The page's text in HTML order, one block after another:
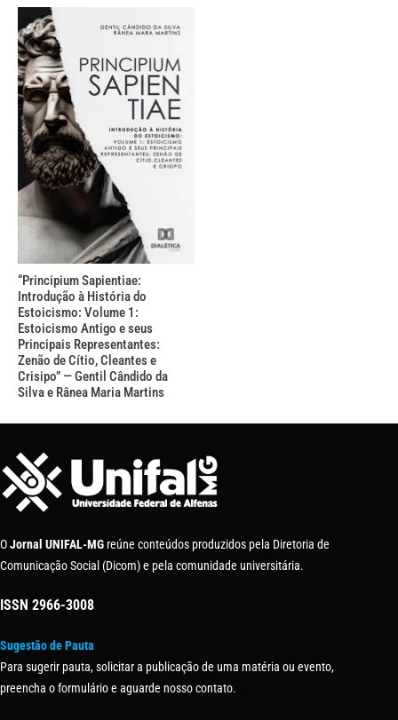
“Principium Sapientiae:
Introdução à História do
Estoicismo: Volume 1:
Estoicismo Antigo e seus
Principais Representantes:
Zenão de Cítio, Cleantes e
Crisipo” — Gentil Cândido da
Silva e Rânea Maria Martins
OJornal UNIFAL-MG reúne conteúdos produzidos pela Diretoria de
Comunicação Social (Dicom) e pela comunidade universitária.
ISSN 2966-3008
Sugestão de Pauta
Para sugerir pauta, solicitar a publicação de uma matéria ou evento,
preencha o formulário e aguarde nosso contato.